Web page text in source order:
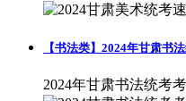
【书法类】2024年甘肃书
2024年甘肃书法统考